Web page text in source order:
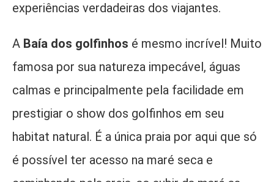
experiências verdadeiras dos viajantes.
A Baía dos golfinhos é mesmo incrível! Muito
famosa por sua natureza impecável, águas
calmas e principalmente pela facilidade em
prestigiar o show dos golfinhos em seu
habitat natural. É a única praia por aqui que só
é possível ter acesso na maré seca e